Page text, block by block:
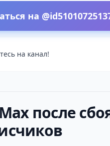
на
на канал!
после